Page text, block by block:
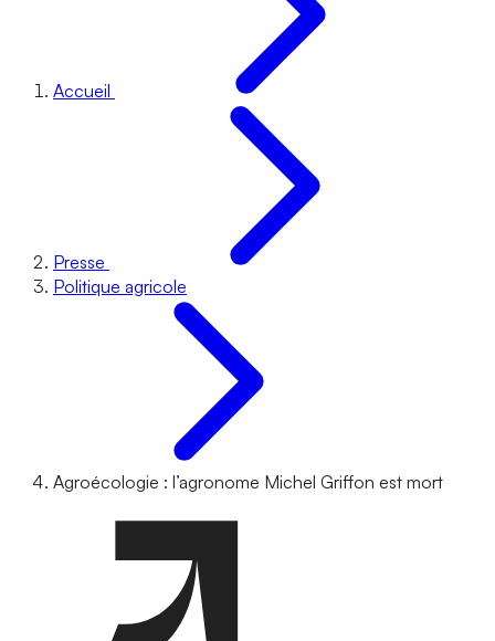
Accueil
Presse
Politique agricole
Agroécologie : l’agronome Michel Griffon est mort